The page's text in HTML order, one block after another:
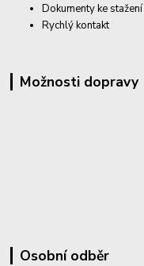
Dokumenty ke stažení
Rychlý kontakt
Možnosti dopravy
Osobní odběr